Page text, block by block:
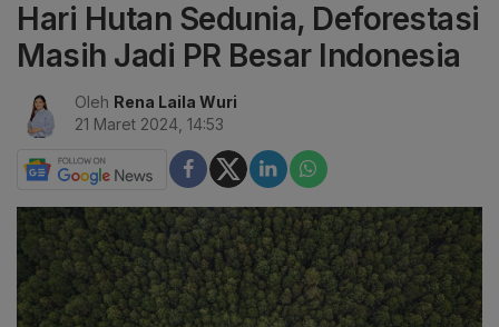
Hari Hutan Sedunia, Deforestasi
Masih Jadi PR Besar Indonesia
Oleh Rena Laila Wuri
21 Maret 2024, 14:53